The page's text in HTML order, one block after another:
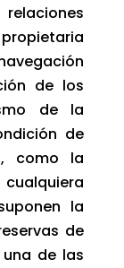
de los
de la
de
como la
la
de
de las